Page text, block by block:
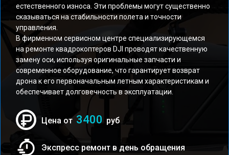
естественного износа. Эти проблемы могут существенно
сказываться на стабильности полета и точности
управления.
В фирменном сервисном центре специализирующемся
на ремонте квадрокоптеров DJI проводят качественную
замену оси, используя оригинальные запчасти и
современное оборудование, что гарантирует возврат
дрона к его первоначальным летным характеристикам и
обеспечивает долговечность в эксплуатации.
Цена от 3400 руб
Экспресс ремонт в день обращения